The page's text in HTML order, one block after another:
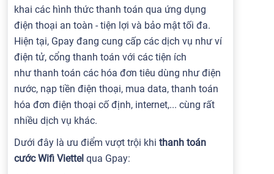
khai các hình thức thanh toán qua ứng dụng
điện thoại an toàn - tiện lợi và bảo mật tối đa.
Hiện tại, Gpay đang cung cấp các dịch vụ như ví
điện tử, cổng thanh toán với các tiện ích
như thanh toán các hóa đơn tiêu dùng như điện
nước, nạp tiền điện thoại, mua data, thanh toán
hóa đơn điện thoại cố định, internet,... cùng rất
nhiều dịch vụ khác.
Dưới đây là ưu điểm vượt trội khi thanh toán
cước Wifi Viettel qua Gpay: